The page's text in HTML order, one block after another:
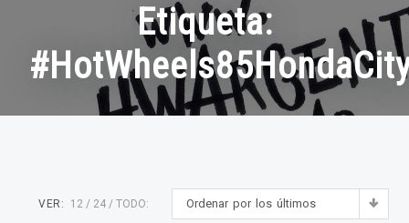
Etiqueta:
Ordenar por los últimos
VER: 12 24 TODO: